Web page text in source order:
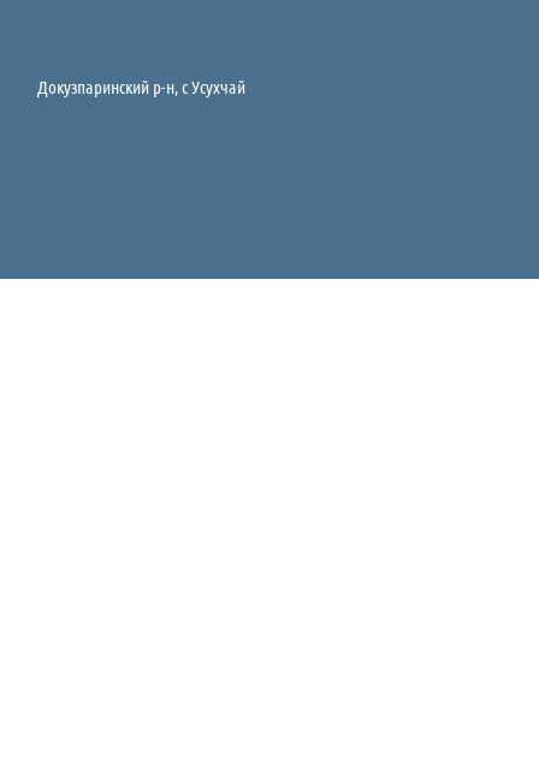
Докузпаринский р-н, c Усухчай